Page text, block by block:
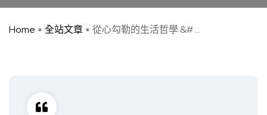
Home 全站文章 從心勾勒的生活哲學 &# ...